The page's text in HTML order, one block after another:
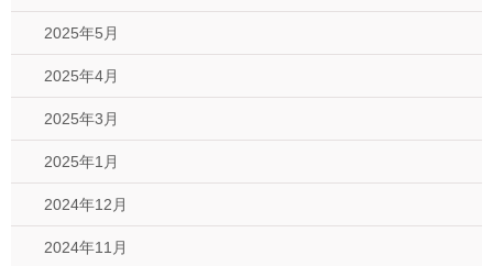
2025年5月
2025年4月
2025年3月
2025年1月
2024年12月
2024年11月